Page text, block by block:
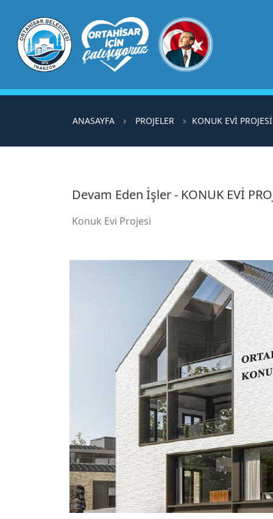
ANASAYFA PROJELER KONUK EVİ PROJESİ
Devam Eden İşler - KONUK EVİ
Konuk Evi Projesi